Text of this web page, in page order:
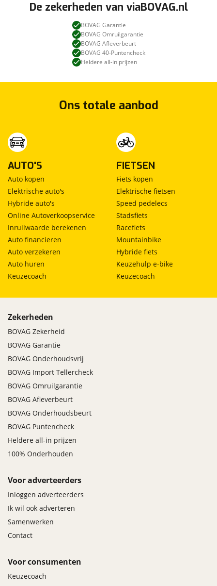
De zekerheden van viaBOVAG.nl
BOVAG Garantie
BOVAG Omruilgarantie
BOVAG Afleverbeurt
BOVAG 40-Puntencheck
Heldere all-in prijzen
Ons totale aanbod
AUTO'S
Auto kopen
Elektrische auto's
Hybride auto's
Online Autoverkoopservice
Inruilwaarde berekenen
Auto financieren
Auto verzekeren
Auto huren
Keuzecoach
FIETSEN
Fiets kopen
Elektrische fietsen
Speed pedelecs
Stadsfiets
Racefiets
Mountainbike
Hybride fiets
Keuzehulp e-bike
Keuzecoach
Zekerheden
BOVAG Zekerheid
BOVAG Garantie
BOVAG Onderhoudsvrij
BOVAG Import Tellercheck
BOVAG Omruilgarantie
BOVAG Afleverbeurt
BOVAG Onderhoudsbeurt
BOVAG Puntencheck
Heldere all-in prijzen
100% Onderhouden
Voor adverteerders
Inloggen adverteerders
Ik wil ook adverteren
Samenwerken
Contact
Voor consumenten
Keuzecoach